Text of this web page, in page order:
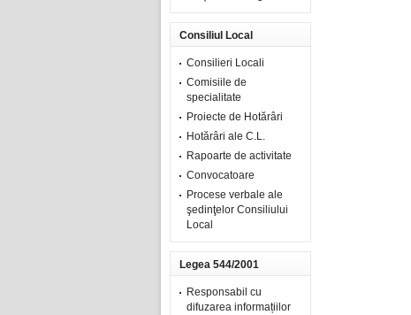
Consiliul Local
Consilieri Locali
Comisiile de
specialitate
Proiecte de Hotărâri
Hotărâri ale C.L.
Rapoarte de activitate
Convocatoare
Procese verbale ale
şedinţelor Consiliului
Local
Legea 544/2001
Responsabil cu
difuzarea informațiilor